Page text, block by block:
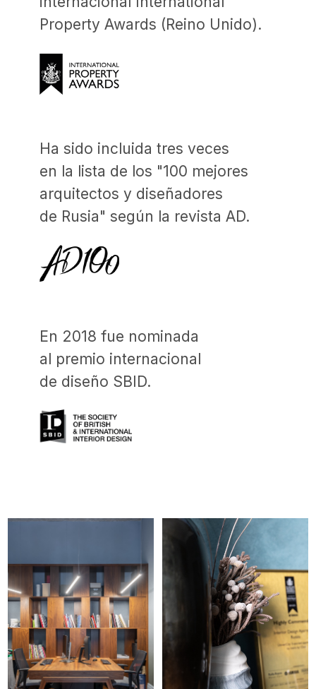
reduce al mínimo el número
de organizaciones
el propietario del objeto
y le permite ahorrar tiempo,
y llevar a cabo todos los trabajos
relacionados con la realización
del proyecto de diseño y todos
los trabajos relacionados con
la implementación del proyecto
en el territorio de la Unión
una oficina completa
en Barcelona.
Prensa sobre nosotros